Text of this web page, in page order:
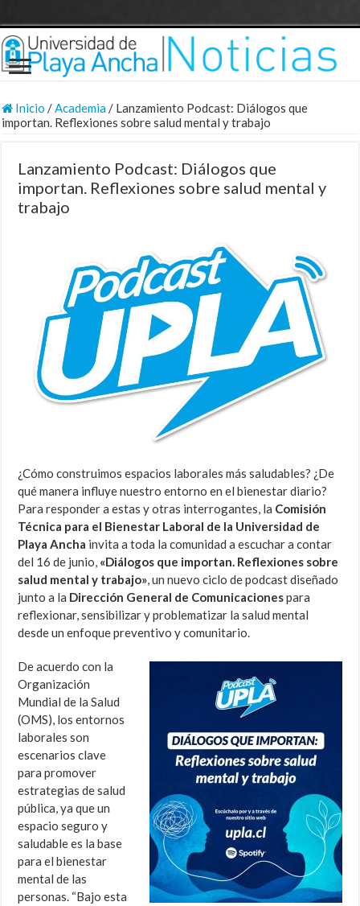
Inicio /Academia/ Lanzamiento Podcast: Diálogos que
importan. Reflexiones sobre salud mental y trabajo
Lanzamiento Podcast: Diálogos que
importan. Reflexiones sobre salud mental y
trabajo
¿Cómo construimos espacios laborales más saludables? ¿De
qué manera influye nuestro entorno en el bienestar diario?
Para responder a estas y otras interrogantes, la Comisión
Técnica para el Bienestar Laboral de la Universidad de
Playa Ancha invita a toda la comunidad a escuchar a contar
del 16 de junio, «Diálogos que importan. Reflexiones sobre
salud mental y trabajo», un nuevo ciclo de podcast diseñado
junto a la Dirección General de Comunicacionespara
reflexionar, sensibilizar y problematizar la salud mental
desde un enfoque preventivo y comunitario.
De acuerdo con la
Organización
Mundial de la Salud
(OMS), los entornos
laborales son
escenarios clave
para promover
estrategias de salud
pública, ya que un
espacio seguro y
saludable es la base
para el bienestar
mental de las
personas. “Bajo esta